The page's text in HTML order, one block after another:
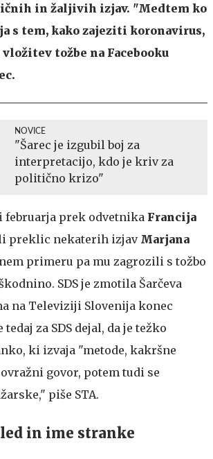
in žaljivih izjav. "Medtem ko
s tem, kako zajeziti koronavirus,
tožbe na Facebooku
NOVICE
"Šarec je izgubil boj za
interpretacijo, kdo je kriv za
politično krizo"
februarja prek odvetnika Francija
preklic nekaterih izjav Marjana
primeru pa mu zagrozili s tožbo
SDS je zmotila Šarčeva
na Televiziji Slovenija konec
za SDS dejal, da je težko
ki izvaja "metode, kakršne
govor, potem tudi se
piše STA.
in ime stranke